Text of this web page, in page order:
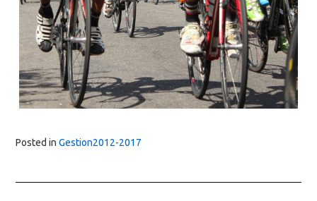
Posted in Gestion2012-2017